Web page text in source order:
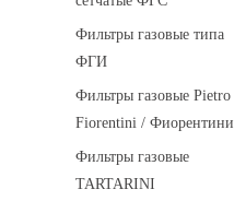
Фильтры газовые типа
ФГИ
Фильтры газовые Pietro
Fiorentini / Фиорентини
Фильтры газовые
TARTARINI